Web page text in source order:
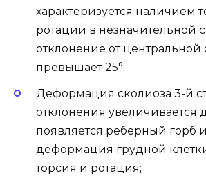
характеризуется наличием
ротации в незначительной
отклонение от центральной
превышает 25°;
Деформация сколиоза 3-й
отклонения увеличивается
появляется реберный горб
деформация грудной
торсия и ротация;